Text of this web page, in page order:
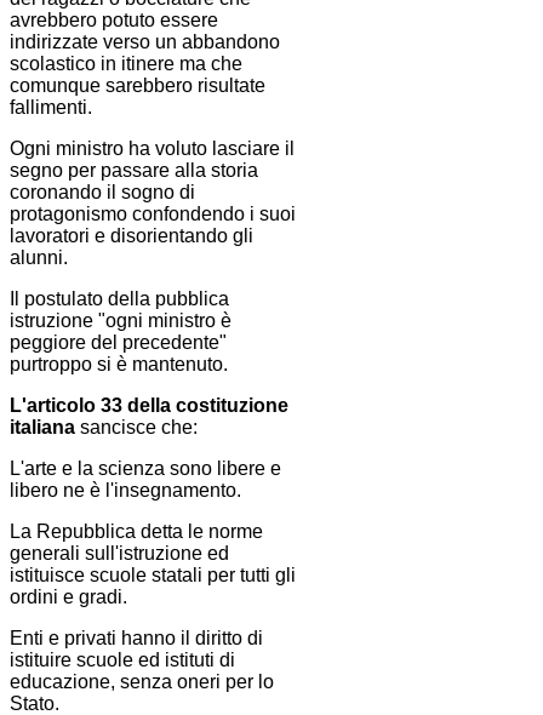
avrebbero potuto essere
indirizzate verso un abbandono
scolastico in itinere ma che
comunque sarebbero risultate
fallimenti.
Ogni ministro ha voluto lasciare il
segno per passare alla storia
coronando il sogno di
protagonismo confondendo i suoi
lavoratori e disorientando gli
alunni.
Il postulato della pubblica
istruzione "ogni ministro è
peggiore del precedente"
purtroppo si è mantenuto.
L'articolo 33 della costituzione
italiana sancisce che:
L'arte e la scienza sono libere e
libero ne è l'insegnamento.
La Repubblica detta le norme
generali sull'istruzione ed
istituisce scuole statali per tutti gli
ordini e gradi.
Enti e privati hanno il diritto di
istituire scuole ed istituti di
educazione, senza oneri per lo
Stato.